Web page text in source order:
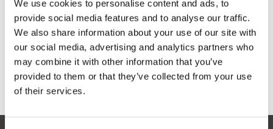
We use cookies to personalise content and ads, to
provide social media features and to analyse our traffic.
We also share information about your use of our site with
our social media, advertising and analytics partners who
may combine it with other information that you’ve
provided to them or that they’ve collected from your use
of their services.
1 Stuk Excl. btw
€694,56
Incl. btw
Toevoegen aan winkelwagen
Informatie